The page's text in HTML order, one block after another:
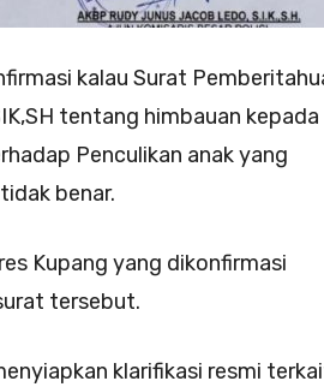
kalau Surat
tentang himbauan kepada
Penculikan anak yang
benar.
Kupang yang dikonfirmasi
tersebut.
klarifikasi resmi